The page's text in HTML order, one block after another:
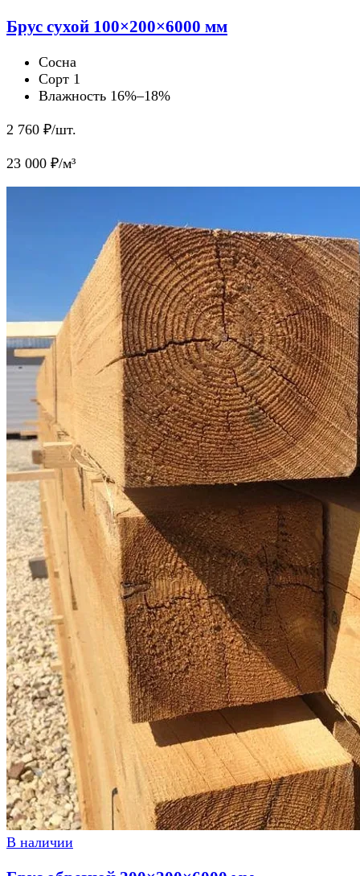
Брус сухой 100×200×6000 мм
Сосна
Сорт 1
Влажность 16%–18%
2 760 ₽/шт.
23 000 ₽/м³
В наличии